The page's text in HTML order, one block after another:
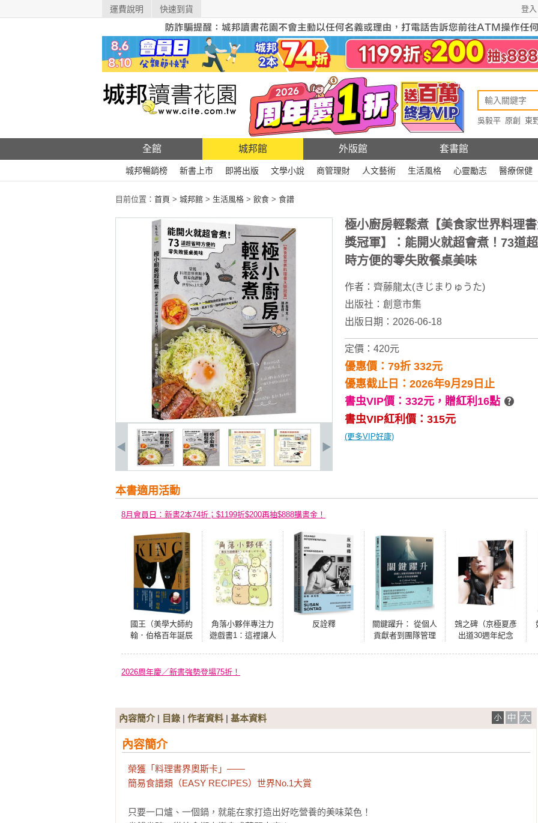
運費說明 快速到貨 登入
吳毅平 原創
東
全館 城邦館 外版館 套書館
城邦暢銷榜 新書上市 即將出版 文學小說 商管理財 人文藝術 生活風格 心靈勵志 醫療保健
目前位置： 首頁 > 城邦館 > 生活風格 > 飲食 > 食譜
極小廚房輕鬆煮【美食家世界料理
獎冠軍】：能開火就超會煮！73道
時方便的零失敗餐桌美味
作者： 齊藤龍太(きじまりゅうた)
出版社： 創意市集
出版日期：2026-06-18
定價：420元
優惠價：79折 332元
優惠截止日：2026年9月29日止
書虫VIP價：332元， 贈紅利16點
書虫VIP紅利價：315元
(更多VIP好康)
本書適用活動
8月會員日：新書2本74折；$1199折$200再抽$888購書金！
國王（美學大師約
翰．伯格百年誕辰
角落小夥伴專注力
遊戲書1：這裡讓人
反詮釋
關鍵躍升： 從個人
貢獻者到團隊管理
鵼之碑（京極夏彥
出道30週年紀念
2026周年慶／新書強勢登場75折！
內容簡介| 目錄 | 作者資料 | 基本資料
內容簡介
榮獲「料理書界奧斯卡」——
簡易食譜類（EASY RECIPES）世界No.1大賞
只要一口爐、一個鍋，就能在家打造出好吃營養的美味菜色！